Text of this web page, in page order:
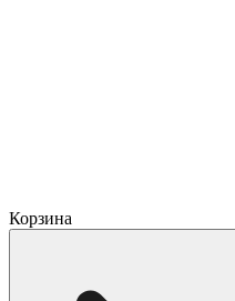
Корзина